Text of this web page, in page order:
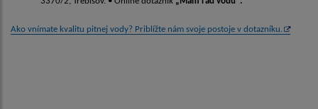
Ako vnímate kvalitu pitnej vody? Priblížte nám svoje postoje v dotazníku.